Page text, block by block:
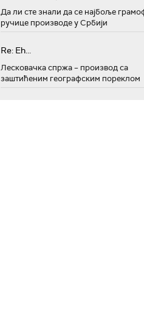
Да ли сте знали да се најбоље
ручице производе у Србији
Re: Eh...
Лесковачка спржа – производ са
заштићеним географским пореклом